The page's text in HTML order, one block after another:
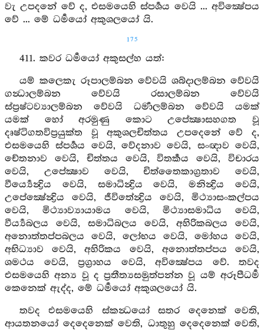
වැ උපදනේ වේ ද, එසමයෙහි ස්පර්‍ශය වෙයි ... අවික්‍ෂේපය
වේ ... මේ ධර්‍මයෝ අකුශලයෝ යි.
175
411. කවර ධර්‍මයෝ අකුසල්හ යත්:
යම් කලෙකැ රූපාලම්බන වේවයි ශබ්දාලම්බන වේවයි
ගන්‍ධාලම්බන වේවයි රසාලම්බන වේවයි
ස්ප්‍රෂ්ටව්‍යාලම්බන වේවයි ධර්‍මාලම්බන වේවයි යමක්
යමක් හෝ අරමුණු කොට උපේක්‍ෂාසහගත වූ
දෘෂ්ටිගතවිප්‍රයුක්ත වූ අකුශලචිත්තය උපදෙනේ වේ ද,
එසමයෙහි ස්පර්‍ශය වෙයි, වේදනාව වෙයි, සංඥාව වෙයි,
චේතනාව වෙයි, චිත්තය වෙයි, විතර්‍කය වෙයි, විචාරය
වෙයි, උපේක්‍ෂාව වෙයි, චිත්තෛකාග්‍රතාව වෙයි,
වීර්‍ය්‍යෙන්‍ද්‍රිය වෙයි, සමාධින්‍ද්‍රිය වෙයි, මනින්‍ද්‍රිය වෙයි,
උපේක්‍ෂේන්‍ද්‍රිය වෙයි, ජීවිතේන්‍ද්‍රිය වෙයි, මිථ්‍යාසංකල්පය
වෙයි, මිථ්‍යාව්‍යායාමය වෙයි, මිථ්‍යාසමාධිය වෙයි,
වීර්‍ය්‍යබලය වෙයි, සමාධිබලය වෙයි, අහිරිකබලය වෙයි,
අනොත්තප්පබලය වෙයි, ලෝභය වෙයි, මෝහය වෙයි,
අභිධ්‍යාව වෙයි, අහිරිකය වෙයි, අනොත්තප්පය වෙයි,
ශමථය වෙයි, ප්‍රග්‍රාහය වෙයි, අවික්‍ෂේපය වේ. තවද
එසමයෙහි අන්‍ය වූ ද ප්‍රතීත්‍යසමුත්පන්න වූ යම් අරූපීධර්‍ම
කෙනෙක් ඇද්ද, මේ ධර්‍මයෝ අකුශලයෝ යි.
තවද එසමයෙහි ස්කන්‍ධයෝ සතර දෙනෙක් වෙති,
ආයතනයෝ දෙදෙනෙක් වෙති, ධාතුහු දෙදෙනෙක් වෙති,